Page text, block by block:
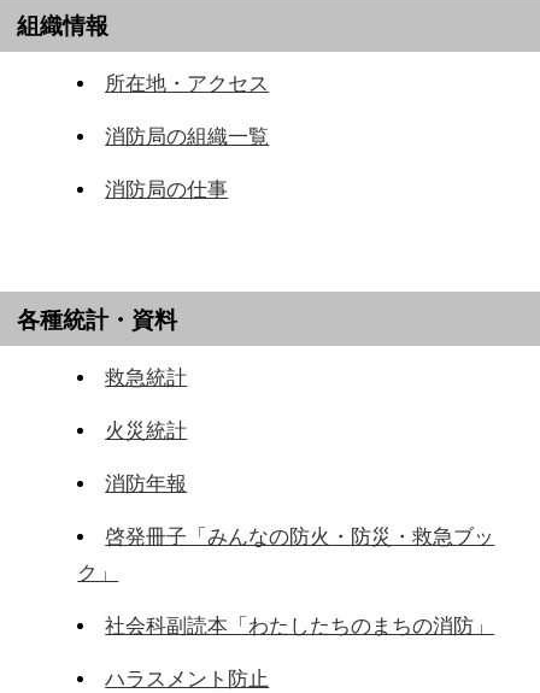
組織情報
所在地・アクセス
消防局の組織一覧
消防局の仕事
各種統計・資料
救急統計
火災統計
消防年報
啓発冊子「みんなの防火・防災・救急ブッ
ク」
社会科副読本「わたしたちのまちの消防」
ハラスメント防止